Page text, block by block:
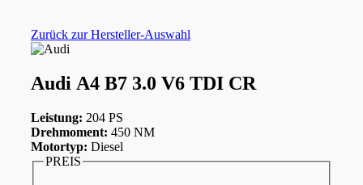
Zurück zur Hersteller-Auswahl
Audi A4 B7 3.0 V6 TDI CR
Leistung: 204 PS
Drehmoment: 450 NM
Motortyp: Diesel
PREIS